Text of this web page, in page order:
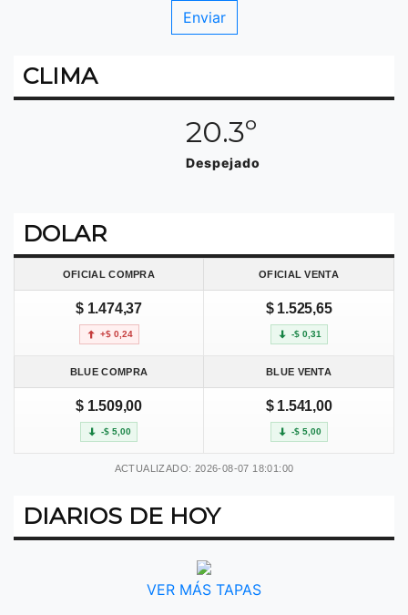
CLIMA
20.3º
Despejado
DOLAR
OFICIAL COMPRA OFICIAL VENTA
$ 1.474,37
+$ 0,24
$ 1.525,65
-$ 0,31
BLUE COMPRA BLUE VENTA
$ 1.509,00
-$ 5,00
$ 1.541,00
-$ 5,00
ACTUALIZADO: 2026-08-07 18:01:00
DIARIOS DE HOY
VER MÁS TAPAS